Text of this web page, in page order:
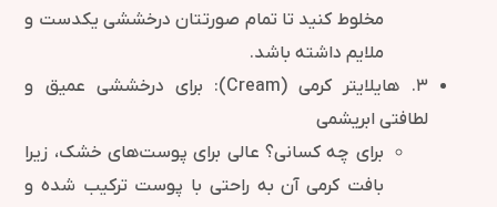
مخلوط کنید تا تمام صورتتان درخششی یکدست و
ملایم داشته باشد.
۳. هایلایتر کرمی (Cream): برای درخششی عمیق و
لطافتی ابریشمی
برای چه کسانی؟ عالی برای پوست‌های خشک، زیرا
بافت کرمی آن به راحتی با پوست ترکیب شده و